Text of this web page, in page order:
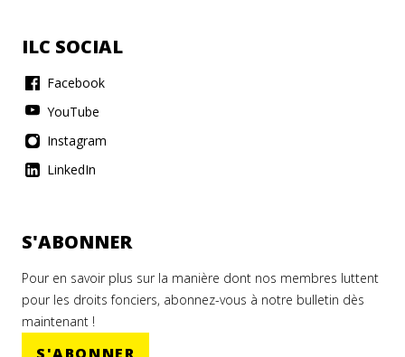
ILC SOCIAL
Facebook
YouTube
Instagram
LinkedIn
S'ABONNER
Pour en savoir plus sur la manière dont nos membres luttent
pour les droits fonciers, abonnez-vous à notre bulletin dès
maintenant !